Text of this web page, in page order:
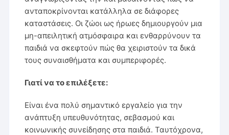
ανταποκρίνονται κατάλληλα σε διάφορες
καταστάσεις. Οι ζώοι ως ήρωες δημιουργούν μια
μη-απειλητική ατμόσφαιρα και ενθαρρύνουν τα
παιδιά να σκεφτούν πώς θα χειριστούν τα δικά
τους συναισθήματα και συμπεριφορές.
Γιατί να το επιλέξετε:
Είναι ένα πολύ σημαντικό εργαλείο για την
ανάπτυξη υπευθυνότητας, σεβασμού και
κοινωνικής συνείδησης στα παιδιά. Ταυτόχρονα,